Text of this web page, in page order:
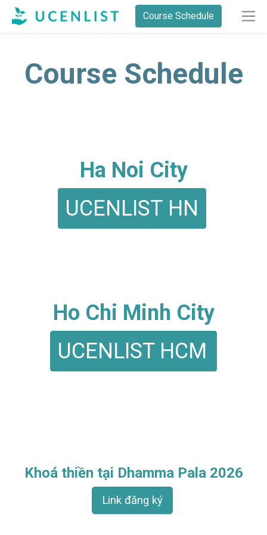
Course Schedule
Course Schedule
Ha Noi City
UCENLIST HN
Ho Chi Minh City
UCENLIST HCM
Khoá thiền tại Dhamma Pala 2026
Link đăng ký